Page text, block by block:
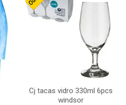
Cj tacas vidro 330ml 6pcs
windsor